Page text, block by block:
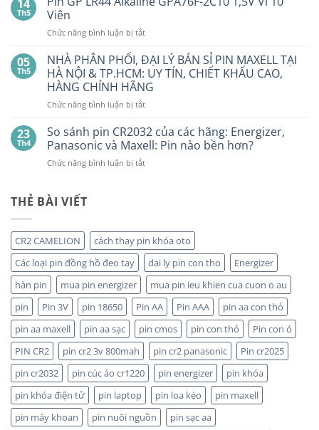
Lượng
Bao
Mua
con
thỏ
giá
rẻ
ở
đâu
PIN
NGỜ?
PIN
MAXELL
CR2032S Cao
cấp
14
Th5
Viên
Chức năng bình luận bị tắtở
GP
LR44
Alkaline
GPA76F-
2C10
Vỉ
10
Viên
05
Th5
NHÀ PHÂN PHỐI, ĐẠI LÝ BÁN SỈ PIN MAXELL TẠI
HÀ NỘI & TP.HCM: UY TÍN, CHIẾT KHẤU CAO,
HÀNG CHÍNH HÃNG
Chức năng bình luận bị tắtở
PHÂN
PHỐI,
ĐẠI
LÝ
HÀ
NỘI
&
TP.HCM:
UY
TÍN,
CHIẾT
KHẤU
CAO,
HÀNG
CHÍNH
HÃNG
23
Th4
So sánh pin CR2032 của các hãng: Energizer,
Panasonic và Maxell: Pin nào bền hơn?
Chức năng bình luận bị tắtở
các
hãng:
Energizer,
Panasonic
và
Maxell:
Pin
nào
bền
hơn?
THẺ BÀI VIẾT
CR2 CAMELION
cách thay pin khóa oto
Các loại pin đồng hồ đeo tay
dai ly pin con tho
Energizer
hàn pin
mua pin energizer
mua pin ieu khien cua cuon o au
pin
Pin 3V pin 18650 Pin AA Pin AAA
pin aa con thỏ
pin aa maxell
pin aa sạc pin cmos pin con thỏ
Pin con ó
PIN CR2
pin cr2 3v 800mah pin cr2 panasonic
Pin cr2025
pin cr2032
pin cúc áo cr1220 pin energizer
pin khóa
pin khóa điện tử
pin laptop pin loa kéo
pin maxell
pin máy khoan
pin nuôi nguồn
pin sạc aa